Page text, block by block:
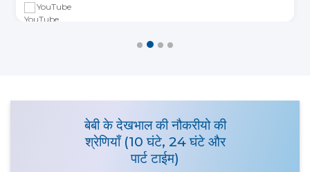
YouTube
बेबी के देखभाल की नौकरीयो की
श्रेणियाँ (10 घंटे, 24 घंटे और
पार्ट टाईम)